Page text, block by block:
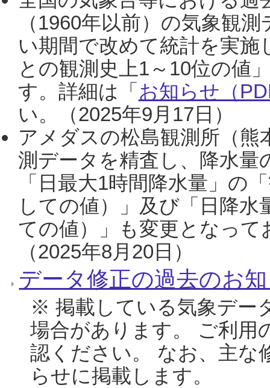
（1960年以前）の気象観
い期間で改めて統計を実
との観測史上1～10位の値
す。詳細は「 お知らせ（
い。（2025年9月17日）
アメダスの松島観測所（熊
測データを精査し、降水
「日最大1時間降水量」の
しての値）」及び「日降
ての値）」も変更となっ
（2025年8月20日）
データ修正の過去のお
※ 掲載している気象デー
場合があります。 ご利用
認ください。 なお、主な
らせに掲載します。